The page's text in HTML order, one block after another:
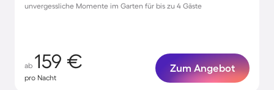
unvergessliche Momente im Garten für bis zu 4 Gäste
ab 159 €
pro Nacht
Zum Angebot